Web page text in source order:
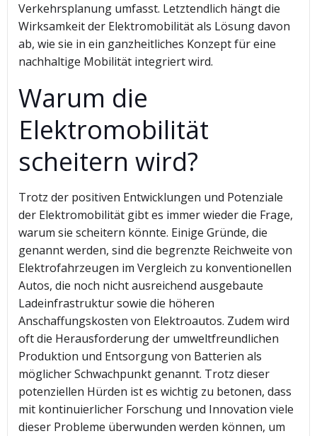
Verkehrsplanung umfasst. Letztendlich hängt die
Wirksamkeit der Elektromobilität als Lösung davon
ab, wie sie in ein ganzheitliches Konzept für eine
nachhaltige Mobilität integriert wird.
Warum die
Elektromobilität
scheitern wird?
Trotz der positiven Entwicklungen und Potenziale
der Elektromobilität gibt es immer wieder die Frage,
warum sie scheitern könnte. Einige Gründe, die
genannt werden, sind die begrenzte Reichweite von
Elektrofahrzeugen im Vergleich zu konventionellen
Autos, die noch nicht ausreichend ausgebaute
Ladeinfrastruktur sowie die höheren
Anschaffungskosten von Elektroautos. Zudem wird
oft die Herausforderung der umweltfreundlichen
Produktion und Entsorgung von Batterien als
möglicher Schwachpunkt genannt. Trotz dieser
potenziellen Hürden ist es wichtig zu betonen, dass
mit kontinuierlicher Forschung und Innovation viele
dieser Probleme überwunden werden können, um